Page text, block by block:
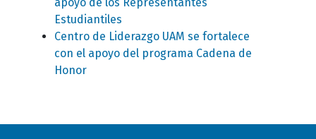
apoyo de los Representantes
Estudiantiles
Centro de Liderazgo UAM se fortalece
con el apoyo del programa Cadena de
Honor